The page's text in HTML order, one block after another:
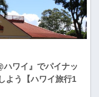
ハワイ』でパイナッ
よう【ハワイ旅行1